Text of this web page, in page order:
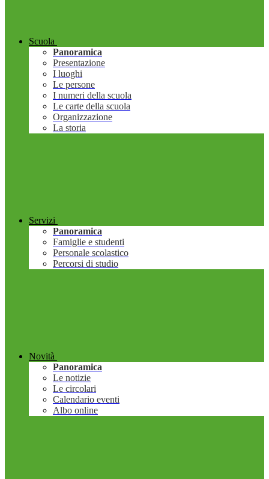
Scuola
Panoramica
Presentazione
I luoghi
Le persone
I numeri della scuola
Le carte della scuola
Organizzazione
La storia
Servizi
Panoramica
Famiglie e studenti
Personale scolastico
Percorsi di studio
Novità
Panoramica
Le notizie
Le circolari
Calendario eventi
Albo online